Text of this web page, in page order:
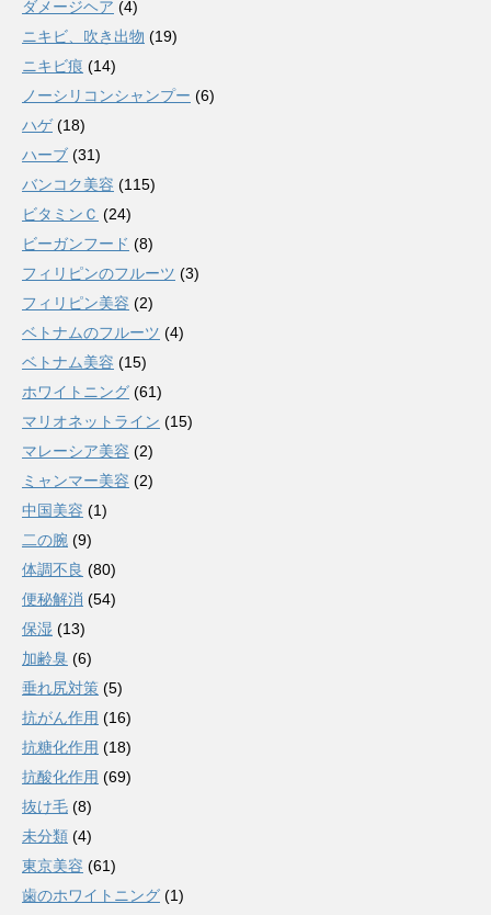
ダメージヘア (4)
ニキビ、吹き出物 (19)
ニキビ痕 (14)
ノーシリコンシャンプー (6)
ハゲ(18)
ハーブ (31)
バンコク美容 (115)
ビタミンＣ (24)
ビーガンフード (8)
フィリピンのフルーツ (3)
フィリピン美容 (2)
ベトナムのフルーツ (4)
ベトナム美容 (15)
ホワイトニング (61)
マリオネットライン (15)
マレーシア美容 (2)
ミャンマー美容 (2)
中国美容 (1)
二の腕 (9)
体調不良 (80)
便秘解消 (54)
保湿 (13)
加齢臭 (6)
垂れ尻対策 (5)
抗がん作用 (16)
抗糖化作用 (18)
抗酸化作用 (69)
抜け毛 (8)
未分類 (4)
東京美容 (61)
歯のホワイトニング (1)